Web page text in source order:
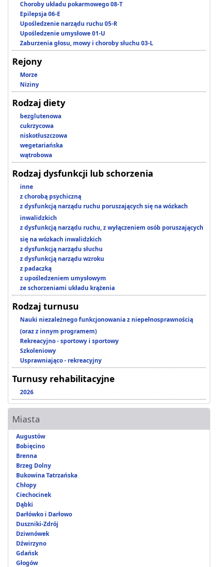
Choroby układu pokarmowego 08-T
Epilepsja 06-E
Upośledzenie narządu ruchu 05-R
Upośledzenie umysłowe 01-U
Zaburzenia głosu, mowy i choroby słuchu 03-L
Rejony
Morze
Niziny
Rodzaj diety
bezglutenowa
cukrzycowa
niskotłuszczowa
wegetariańska
wątrobowa
Rodzaj dysfunkcji lub schorzenia
inne
z chorobą psychiczną
z dysfunkcją narządu ruchu poruszających się na wózkach
inwalidzkich
z dysfunkcją narządu ruchu, z wyłączeniem osób poruszających
się na wózkach inwalidzkich
z dysfunkcją narządu słuchu
z dysfunkcją narządu wzroku
z padaczką
z upośledzeniem umysłowym
ze schorzeniami układu krążenia
Rodzaj turnusu
Nauki niezależnego funkcjonowania z niepełnosprawnością
(oraz z innym programem)
Rekreacyjno - sportowy i sportowy
Szkoleniowy
Usprawniająco - rekreacyjny
Turnusy rehabilitacyjne
2026
Miasta
Augustów
Bobięcino
Brenna
Brzeg Dolny
Bukowina Tatrzańska
Chłopy
Ciechocinek
Dąbki
Darłówko i Darłowo
Duszniki-Zdrój
Dziwnówek
Dźwirzyno
Gdańsk
Głogów